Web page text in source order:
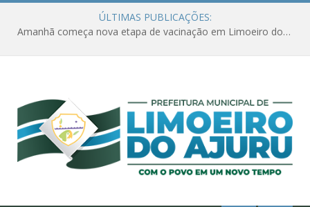
ÚLTIMAS PUBLICAÇÕES:
Amanhã começa nova etapa de vacinação em Limoeiro do Ajuru para idosos com 65 ou mais